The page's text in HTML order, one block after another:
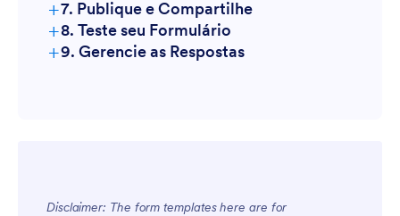
+7. Publique e Compartilhe
+8. Teste seu Formulário
+9. Gerencie as Respostas
Disclaimer: The form templates here are for